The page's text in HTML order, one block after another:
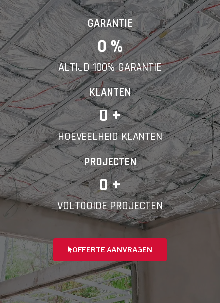
Vorige Volgende
E-mail
Telefoonnummer
Vorige
GARANTIE
0 %
ALTIJD 100% GARANTIE
KLANTEN
0 +
HOEVEELHEID KLANTEN
PROJECTEN
0 +
VOLTOOIDE PROJECTEN
OFFERTE AANVRAGEN